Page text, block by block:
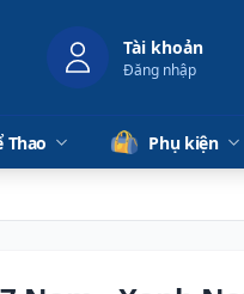
Tài khoản
Đăng nhập
Thao Phụ kiện